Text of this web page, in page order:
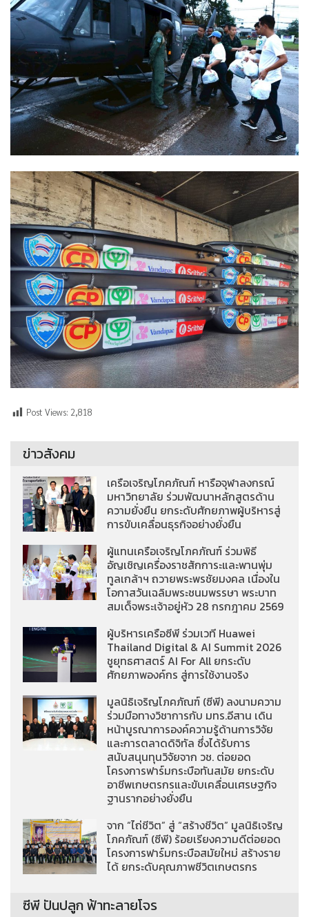
Post Views: 2,818
ข่าวสังคม
เครือเจริญโภคภัณฑ์ หารือจุฬาลงกรณ์
มหาวิทยาลัย ร่วมพัฒนาหลักสูตรด้าน
ความยั่งยืน ยกระดับศักยภาพผู้บริหารสู่
การขับเคลื่อนธุรกิจอย่างยั่งยืน
ผู้แทนเครือเจริญโภคภัณฑ์ ร่วมพิธี
อัญเชิญเครื่องราชสักการะและพานพุ่ม
ทูลเกล้าฯ ถวายพระพรชัยมงคล เนื่องใน
โอกาสวันเฉลิมพระชนมพรรษา พระบาท
สมเด็จพระเจ้าอยู่หัว 28 กรกฎาคม 2569
ผู้บริหารเครือซีพี ร่วมเวที Huawei
Thailand Digital & AI Summit 2026
ชูยุทธศาสตร์ AI For All ยกระดับ
ศักยภาพองค์กร สู่การใช้งานจริง
มูลนิธิเจริญโภคภัณฑ์ (ซีพี) ลงนามความ
ร่วมมือทางวิชาการกับ มทร.อีสาน เดิน
หน้าบูรณาการองค์ความรู้ด้านการวิจัย
และการตลาดดิจิทัล ซึ่งได้รับการ
สนับสนุนทุนวิจัยจาก วช. ต่อยอด
โครงการฟาร์มกระบือทันสมัย ยกระดับ
อาชีพเกษตรกรและขับเคลื่อนเศรษฐกิจ
ฐานรากอย่างยั่งยืน
จาก “ไถ่ชีวิต” สู่ “สร้างชีวิต” มูลนิธิเจริญ
โภคภัณฑ์ (ซีพี) ร้อยเรียงความดีต่อยอด
โครงการฟาร์มกระบือสมัยใหม่ สร้างราย
ได้ ยกระดับคุณภาพชีวิตเกษตรกร
ซีพี ปันปลูก ฟ้าทะลายโจร